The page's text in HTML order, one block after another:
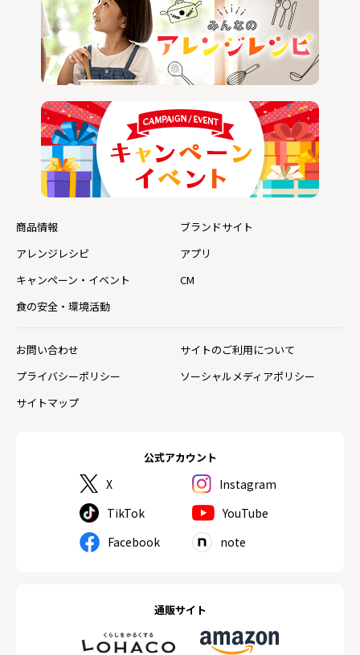
公式アカウント
X
Instagram
TikTok
YouTube
Facebook
note
通販サイト
商品情報
ブランドサイト
アレンジレシピ
アプリ
キャンペーン・イベント
CM
食の安全・環境活動
お問い合わせ
サイトのご利用について
プライバシーポリシー
ソーシャルメディアポリシー
サイトマップ